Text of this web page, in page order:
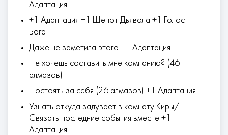
Адаптация
+1 Адаптация +1 Шепот Дьявола +1 Голос
Бога
Даже не заметила этого +1 Адаптация
Не хочешь составить мне компанию? (46
алмазов)
Постоять за себя (26 алмазов) +1 Адаптация
Узнать откуда задувает в комнату Киры/
Связать последние события вместе +1
Адаптация